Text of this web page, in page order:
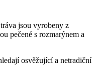
jsou vyrobeny z
pečené s rozmarýnem a
osvěžující a netradiční